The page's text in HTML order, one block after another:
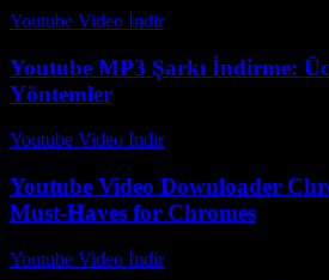
Youtube Video İndir-
Youtube MP3 Şarkı İndirme:
Yöntemler
Youtube Video İndir-
Youtube Video Downloader
Must-Haves for Chromes
Youtube Video İndir-